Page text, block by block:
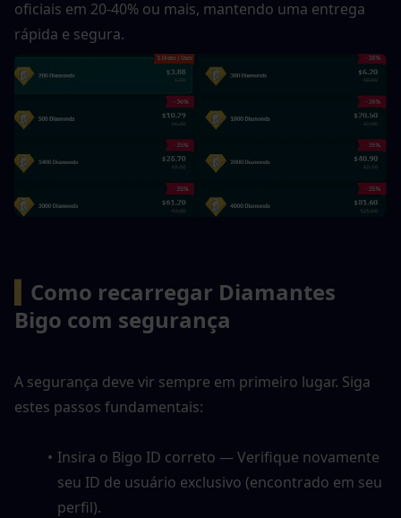
oficiais em 20-40% ou mais, mantendo uma entrega
rápida e segura.
Como recarregar Diamantes
Bigo com segurança
A segurança deve vir sempre em primeiro lugar. Siga
estes passos fundamentais:
Insira o Bigo ID correto — Verifique novamente
seu ID de usuário exclusivo (encontrado em seu
perfil).